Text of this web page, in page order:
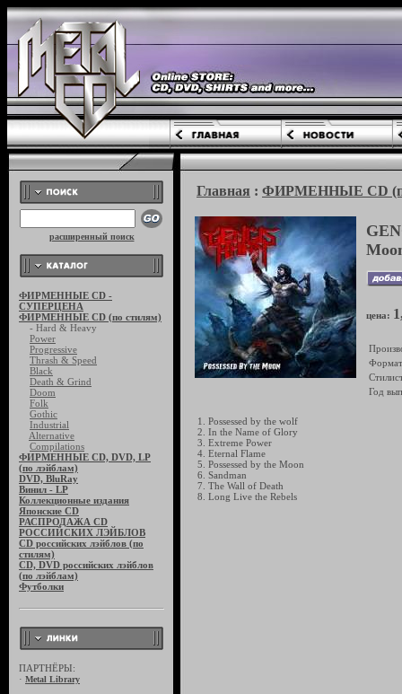
расширенный поиск
ФИРМЕННЫЕ CD -
СУПЕРЦЕНА
ФИРМЕННЫЕ CD (по стилям)
- Hard & Heavy
Power
Progressive
Thrash & Speed
Black
Death & Grind
Doom
Folk
Gothic
Industrial
Alternative
Compilations
ФИРМЕННЫЕ CD, DVD, LP
(по лэйблам)
DVD, BluRay
Винил - LP
Коллекционные издания
Японские CD
РАСПРОДАЖА CD
РОССИЙСКИХ ЛЭЙБЛОВ
CD российских лэйблов (по
стилям)
CD, DVD российских лэйблов
(по лэйблам)
Футболки
ПАРТНЁРЫ:
· Metal Library
Главная : ФИРМЕННЫЕ CD
цена:
Год
1. Possessed by the wolf
2. In the Name of Glory
3. Extreme Power
4. Eternal Flame
5. Possessed by the Moon
6. Sandman
7. The Wall of Death
8. Long Live the Rebels